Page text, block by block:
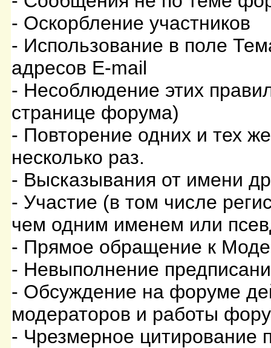
- Оскорбление участников
- Использование в поле
адресов E-mail
- Несоблюдение этих
странице форума)
- Повторение одних и тех
несколько раз.
- Высказывания от имени
- Участие (в том числе
чем одним именем или
- Прямое обращение к
- Невыполнение
- Обсуждение на форуме
модераторов и работы
- Чрезмерное цитирование